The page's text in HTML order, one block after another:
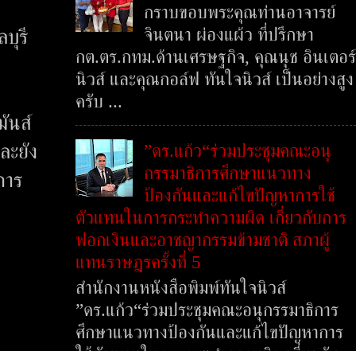
บุรี
นส์
ะยัง
ร
กราบขอบพระคุณท่านอาจารย์
จินตนา ผ่องแผ้ว ที่ปรึกษา
กต.ตร.กทม.ด้านเศรษฐกิจ, คุณนุช อินเตอร์
นิวส์ และคุณกอล์ฟ ทันใจนิวส์ เป็นอย่างสูง
ครับ ...
”ดร.แก้ว“ร่วมประชุมคณะอนุ
กรรมาธิการศึกษาแนวทาง
ป้องกันและแก้ไขปัญหาการใช้
ตัวแทนในการกระทำความผิด เกี่ยวกับการ
ฟอกเงินและอาชญากรรมข้ามชาติ สภาผู้
แทนราษฎรครั้งที่ 5
สำนักงานหนังสือพิมพ์ทันใจนิวส์
”ดร.แก้ว“ร่วมประชุมคณะอนุกรรมาธิการ
ศึกษาแนวทางป้องกันและแก้ไขปัญหาการ